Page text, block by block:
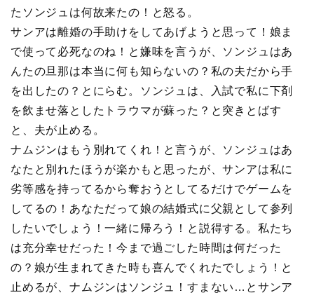
たソンジュは何故来たの！と怒る。
サンアは離婚の手助けをしてあげようと思って！娘ま
で使って必死なのね！と嫌味を言うが、ソンジュはあ
んたの旦那は本当に何も知らないの？私の夫だから手
を出したの？とにらむ。ソンジュは、入試で私に下剤
を飲ませ落としたトラウマが蘇った？と突きとばす
と、夫が止める。
ナムジンはもう別れてくれ！と言うが、ソンジュはあ
なたと別れたほうが楽かもと思ったが、サンアは私に
劣等感を持ってるから奪おうとしてるだけでゲームを
してるの！あなただって娘の結婚式に父親として参列
したいでしょう！一緒に帰ろう！と説得する。私たち
は充分幸せだった！今まで過ごした時間は何だった
の？娘が生まれてきた時も喜んでくれたでしょう！と
止めるが、ナムジンはソンジュ！すまない…とサンア